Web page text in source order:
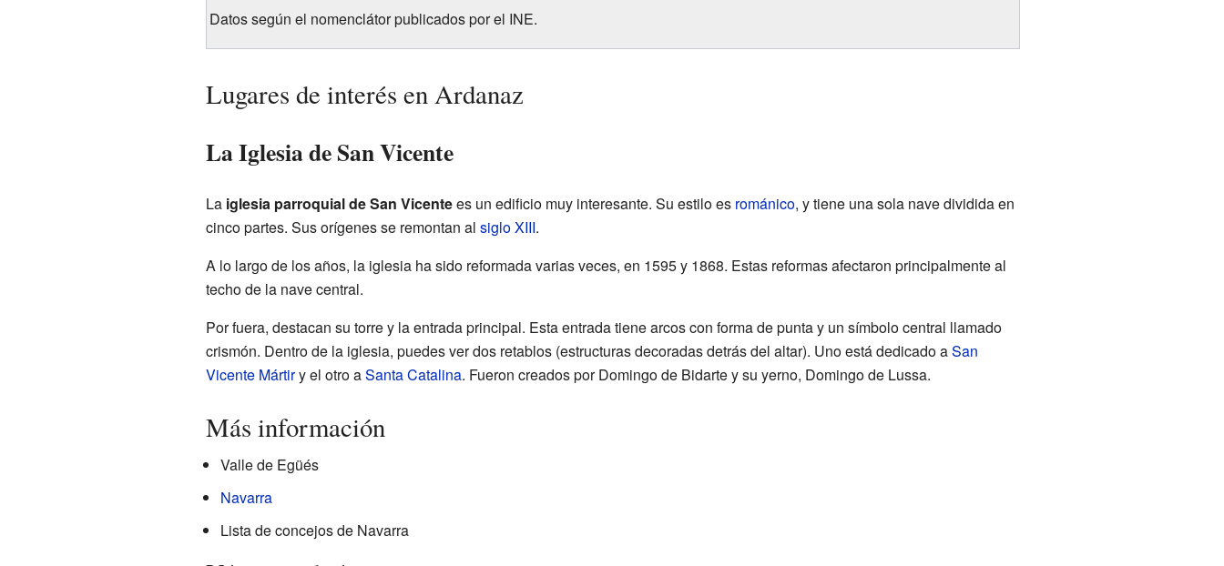
Datos según el nomenclátor publicados por el INE.
Lugares de interés en Ardanaz
La Iglesia de San Vicente
La iglesia parroquial de San Vicentees un edificio muy interesante. Su estilo es románico, y tiene una sola nave dividida en
cinco partes. Sus orígenes se remontan al siglo XIII.
A lo largo de los años, la iglesia ha sido reformada varias veces, en 1595 y 1868. Estas reformas afectaron principalmente al
techo de la nave central.
Por fuera, destacan su torre y la entrada principal. Esta entrada tiene arcos con forma de punta y un símbolo central llamado
crismón. Dentro de la iglesia, puedes ver dos retablos (estructuras decoradas detrás del altar). Uno está dedicado aSan
Vicente Mártiry el otro aSanta Catalina. Fueron creados por Domingo de Bidarte y su yerno, Domingo de Lussa.
Más información
Valle de Egüés
Navarra
Lista de concejos de Navarra